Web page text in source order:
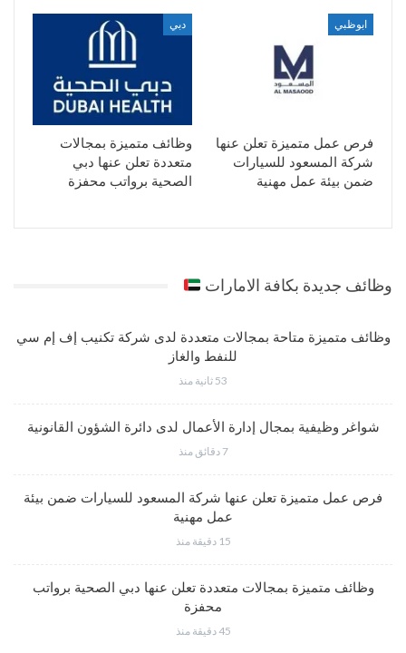
ابوظبي
فرص عمل متميزة تعلن عنها
شركة المسعود للسيارات
ضمن بيئة عمل مهنية
دبي
وظائف متميزة بمجالات
متعددة تعلن عنها دبي
الصحية برواتب محفزة
وظائف جديدة بكافة الامارات
وظائف متميزة متاحة بمجالات متعددة لدى شركة تكنيب إف إم سي
للنفط والغاز
53 ثانية منذ
شواغر وظيفية بمجال إدارة الأعمال لدى دائرة الشؤون القانونية
7 دقائق منذ
فرص عمل متميزة تعلن عنها شركة المسعود للسيارات ضمن بيئة
عمل مهنية
15 دقيقة منذ
وظائف متميزة بمجالات متعددة تعلن عنها دبي الصحية برواتب
محفزة
45 دقيقة منذ